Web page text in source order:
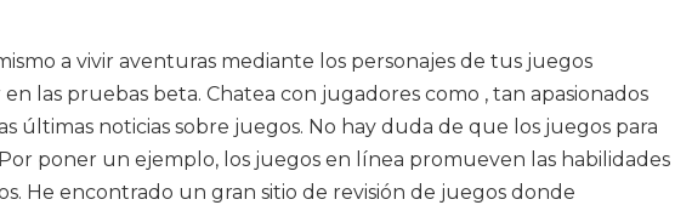
a vivir aventuras mediante los personajes de tus juegos
las pruebas beta. Chatea con jugadores como , tan apasionados
noticias sobre juegos. No hay duda de que los juegos para
poner un ejemplo, los juegos en línea promueven las habilidades
He encontrado un gran sitio de revisión de juegos donde